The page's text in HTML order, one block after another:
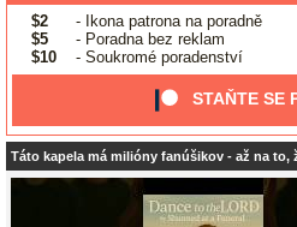
$2
- Ikona patrona na poradně
$5
- Poradna bez reklam
$10
- Soukromé poradenství
STAŇTE SE
Táto kapela má milióny fanúšikov - až na to,